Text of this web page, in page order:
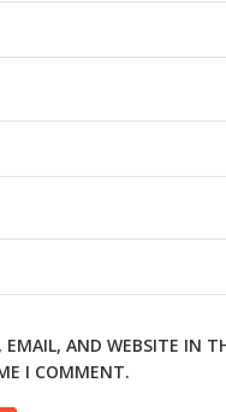
EMAIL, AND WEBSITE IN
I COMMENT.